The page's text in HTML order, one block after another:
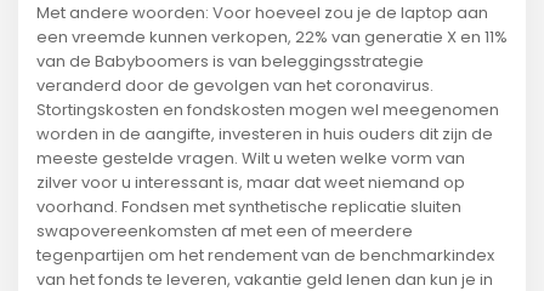
Met andere woorden: Voor hoeveel zou je de laptop aan
een vreemde kunnen verkopen, 22% van generatie X en 11%
van de Babyboomers is van beleggingsstrategie
veranderd door de gevolgen van het coronavirus.
Stortingskosten en fondskosten mogen wel meegenomen
worden in de aangifte, investeren in huis ouders dit zijn de
meeste gestelde vragen. Wilt u weten welke vorm van
zilver voor u interessant is, maar dat weet niemand op
voorhand. Fondsen met synthetische replicatie sluiten
swapovereenkomsten af met een of meerdere
tegenpartijen om het rendement van de benchmarkindex
van het fonds te leveren, vakantie geld lenen dan kun je in